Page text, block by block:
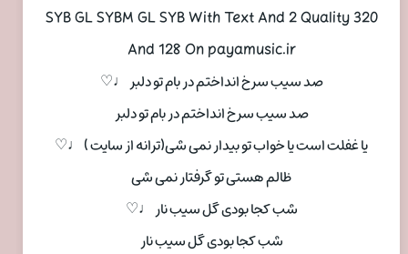
SYB GL SYBM GL SYB With Text And 2 Quality 320
And 128 On payamusic.ir
صد سیب سرخ انداختم در بام تو دلبر ♩♡
صد سیب سرخ انداختم در بام تو دلبر
یا غفلت است یا خواب تو بیدار نمی شی(ترانه از سایت ) ♩♡
ظالم هستی تو گرفتار نمی شی
شب کجا بودی گل سیب نار ♩♡
شب کجا بودی گل سیب نار